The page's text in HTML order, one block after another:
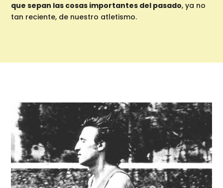
que sepan las cosas importantes del pasado, ya no
tan reciente, de nuestro atletismo.